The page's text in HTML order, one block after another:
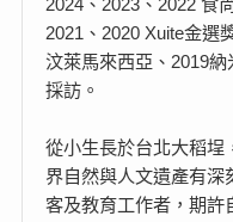
2024、2023、2022 食
2021、2020 Xuite金選
汶萊馬來西亞、2019
採訪。
從小生長於台北大稻埕
界自然與人文遺產有深
客及教育工作者，期許